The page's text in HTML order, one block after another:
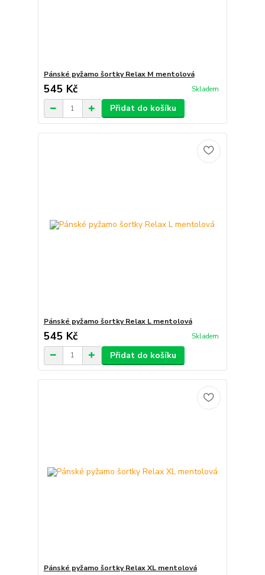
Pánské pyžamo šortky Relax M mentolová
545 Kč Skladem
Přidat do košíku
Pánské pyžamo šortky Relax L mentolová
545 Kč Skladem
Přidat do košíku
Pánské pyžamo šortky Relax XL mentolová